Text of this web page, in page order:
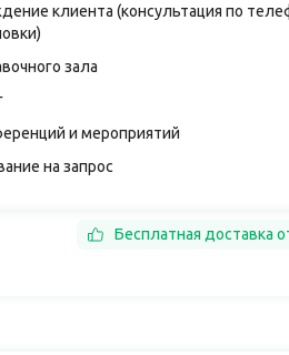
клиента (консультация по
зала
и мероприятий
на запрос
Бесплатная доставка